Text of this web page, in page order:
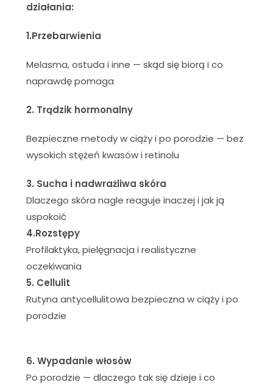
działania:
1.Przebarwienia
Melasma, ostuda i inne — skąd się biorą i co
naprawdę pomaga
2. Trądzik hormonalny
Bezpieczne metody w ciąży i po porodzie — bez
wysokich stężeń kwasów i retinolu
3. Sucha i nadwrażliwa skóra
Dlaczego skóra nagle reaguje inaczej i jak ją
uspokoić
4.Rozstępy
Profilaktyka, pielęgnacja i realistyczne
oczekiwania
5. Cellulit
Rutyna antycellulitowa bezpieczna w ciąży i po
porodzie
6. Wypadanie włosów
Po porodzie — dlaczego tak się dzieje i co